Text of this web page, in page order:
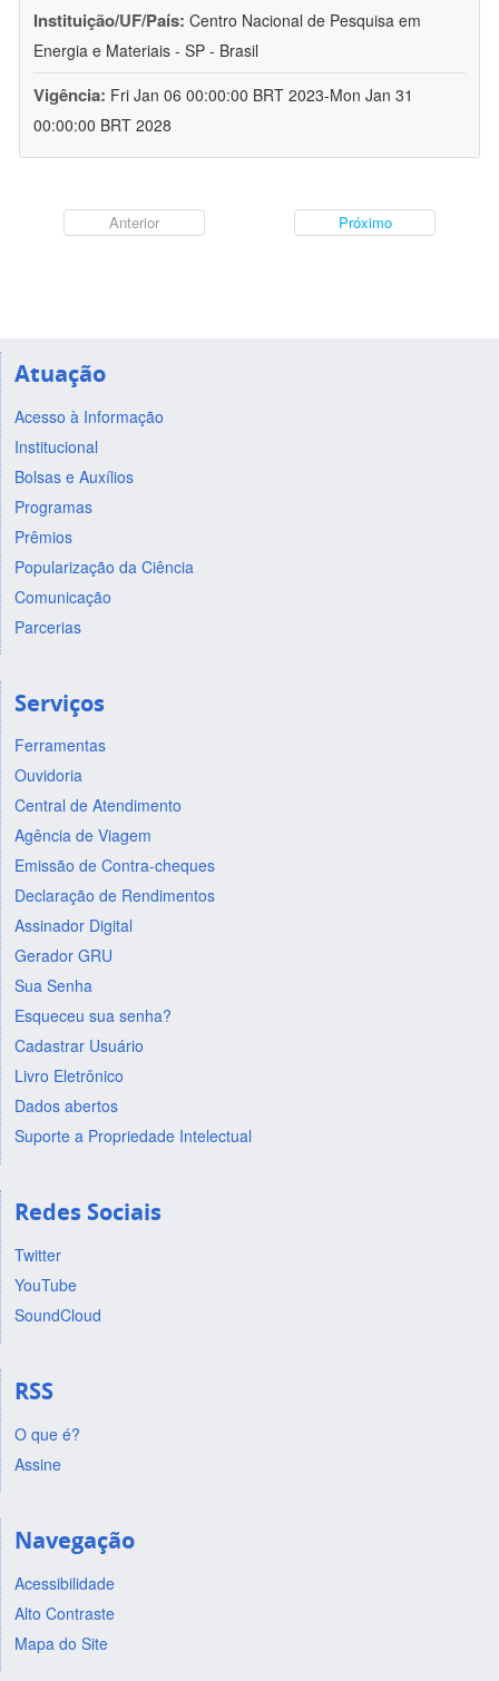
Instituição/UF/País: Centro Nacional de Pesquisa em
Energia e Materiais - SP - Brasil
Vigência: Fri Jan 06 00:00:00 BRT 2023-Mon Jan 31
00:00:00 BRT 2028
Anterior Próximo
Atuação
Acesso à Informação
Institucional
Bolsas e Auxílios
Programas
Prêmios
Popularização da Ciência
Comunicação
Parcerias
Serviços
Ferramentas
Ouvidoria
Central de Atendimento
Agência de Viagem
Emissão de Contra-cheques
Declaração de Rendimentos
Assinador Digital
Gerador GRU
Sua Senha
Esqueceu sua senha?
Cadastrar Usuário
Livro Eletrônico
Dados abertos
Suporte a Propriedade Intelectual
Redes Sociais
Twitter
YouTube
SoundCloud
RSS
O que é?
Assine
Navegação
Acessibilidade
Alto Contraste
Mapa do Site